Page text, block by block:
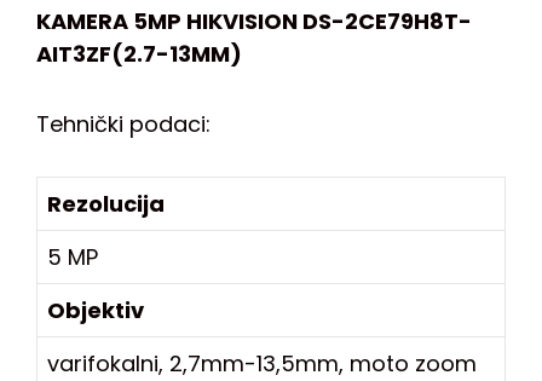
KAMERA 5MP HIKVISION DS-2CE79H8T-
AIT3ZF(2.7-13MM)
Tehnički podaci:
Rezolucija
5 MP
Objektiv
varifokalni, 2,7mm-13,5mm, moto zoom